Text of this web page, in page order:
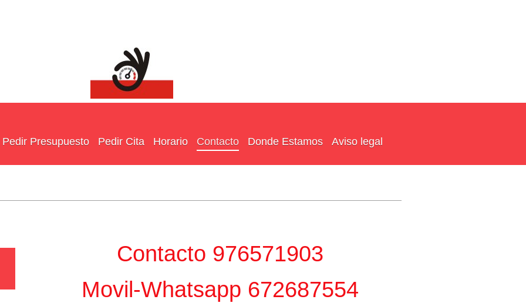
Pedir Presupuesto Pedir Cita Horario Contacto Donde Estamos Aviso legal
Contacto 976571903
Movil-Whatsapp 672687554